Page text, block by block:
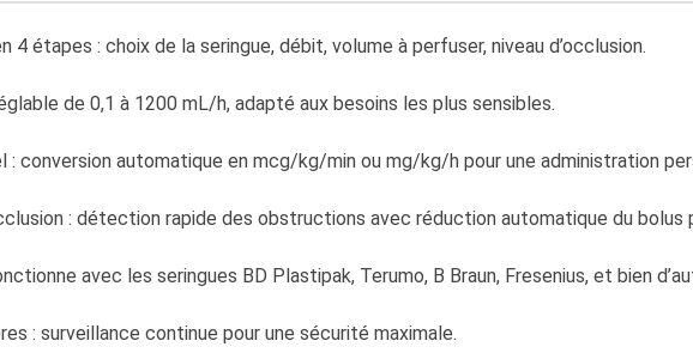
4 étapes : choix de la seringue, débit, volume à perfuser, niveau d’occlusion.
de 0,1 à 1200 mL/h, adapté aux besoins les plus sensibles.
: conversion automatique en mcg/kg/min ou mg/kg/h pour une administration
: détection rapide des obstructions avec réduction automatique du
avec les seringues BD Plastipak, Terumo, B Braun, Fresenius, et bien
: surveillance continue pour une sécurité maximale.